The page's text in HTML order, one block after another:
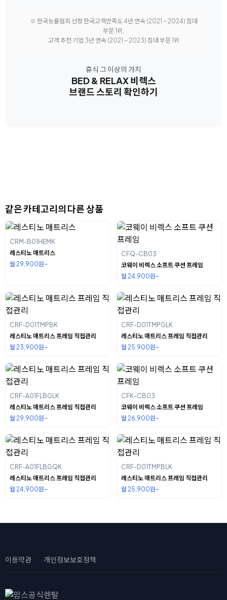
※ 한국능률협회 선정 한국고객만족도 4년 연속 (2021 ~ 2024) 침대
부문 1위,
고객 추천 기업 3년 연속 (2021 ~ 2023) 침대 부문 1위
휴식 그 이상의 가치
BED & RELAX 비렉스
브랜드 스토리 확인하기
같은 카테고리의 다른 상품
CRM-B01HEMK
레스티노 매트리스
월 29,900원~
CFQ-CB03
코웨이 비렉스 소프트 쿠션 프레임
월 24,900원~
CRF-D01TMPBK
레스티노 매트리스 프레임 직접관리
월 23,900원~
CRF-D01TMPGLK
레스티노 매트리스 프레임 직접관리
월 25,900원~
CRF-A01FLBGLK
레스티노 매트리스 프레임 직접관리
월 29,900원~
CFK-CB03
코웨이 비렉스 소프트 쿠션 프레임
월 26,900원~
CRF-A01FLBGQK
레스티노 매트리스 프레임 직접관리
월 24,900원~
CRF-D01TMPBLK
레스티노 매트리스 프레임 직접관리
월 25,900원~
이용약관 개인정보보호정책